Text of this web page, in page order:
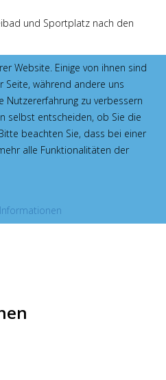
und Sportplatz nach den
des diesjährigen Stadtradelns.
Website. Einige von ihnen sind
Seite, während andere uns
Nutzererfahrung zu verbessern
selbst entscheiden, ob Sie die
beachten Sie, dass bei einer
alle Funktionalitäten der